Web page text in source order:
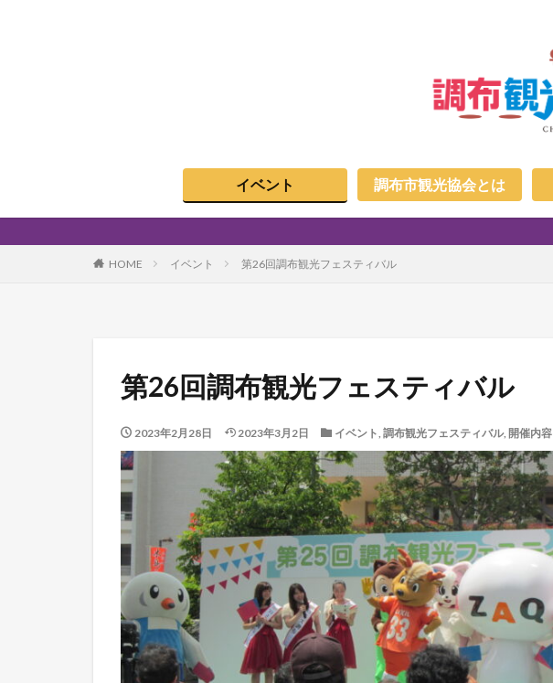
イベント 調布市観光協会とは
HOME イベント 第26回調布観光フェスティバル
第26回調布観光フェスティバル
2023年2月28日 2023年3月2日 イベント, 調布観光フェスティバル, 開催内容